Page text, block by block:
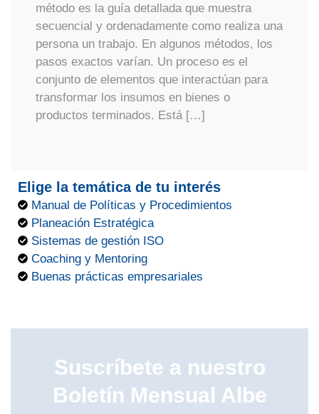
método es la guía detallada que muestra
secuencial y ordenadamente como realiza una
persona un trabajo. En algunos métodos, los
pasos exactos varían. Un proceso es el
conjunto de elementos que interactúan para
transformar los insumos en bienes o
productos terminados. Está […]
Elige la temática de tu interés
Manual de Políticas y Procedimientos
Planeación Estratégica
Sistemas de gestión ISO
Coaching y Mentoring
Buenas prácticas empresariales
Suscríbete a nuestro
Boletín Mensual Albe